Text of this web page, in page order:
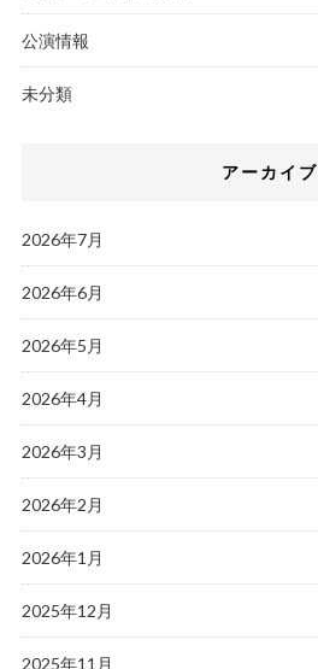
公演情報
未分類
アーカイブ
2026年7月
2026年6月
2026年5月
2026年4月
2026年3月
2026年2月
2026年1月
2025年12月
2025年11月